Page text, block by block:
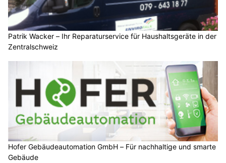
Patrik Wacker – Ihr Reparaturservice für Haushaltsgeräte in der
Zentralschweiz
Hofer Gebäudeautomation GmbH – Für nachhaltige und smarte
Gebäude